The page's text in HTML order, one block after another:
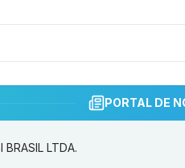
PORTAL DE
LTDA.